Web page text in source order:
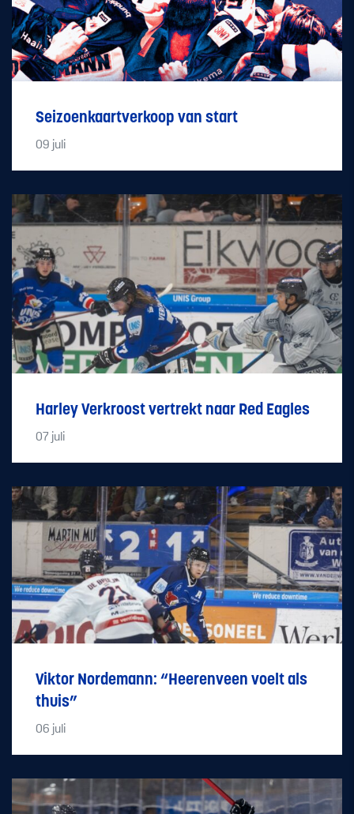
Seizoenkaartverkoop van start
09 juli
Harley Verkroost vertrekt naar Red Eagles
07 juli
Viktor Nordemann: “Heerenveen voelt als
thuis”
06 juli